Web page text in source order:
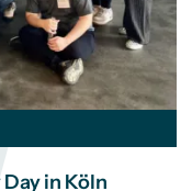
in Köln